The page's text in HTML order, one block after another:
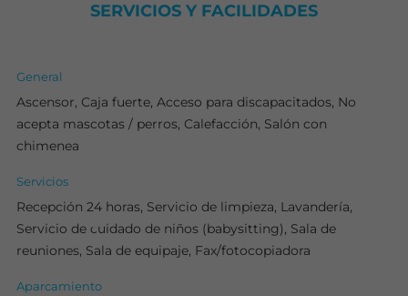
SERVICIOS Y FACILIDADES
General
Ascensor, Caja fuerte, Acceso para discapacitados, No
acepta mascotas / perros, Calefacción, Salón con
chimenea
Servicios
Recepción 24 horas, Servicio de limpieza, Lavandería,
Servicio de cuidado de niños (babysitting), Sala de
reuniones, Sala de equipaje, Fax/fotocopiadora
Aparcamiento